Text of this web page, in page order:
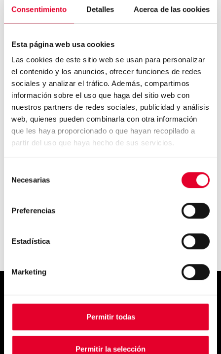
Consentimiento Detalles Acerca de las cookies
Esta página web usa cookies
Las cookies de este sitio web se usan para personalizar
el contenido y los anuncios, ofrecer funciones de redes
sociales y analizar el tráfico. Además, compartimos
información sobre el uso que haga del sitio web con
nuestros partners de redes sociales, publicidad y análisis
web, quienes pueden combinarla con otra información
que les haya proporcionado o que hayan recopilado a
partir del uso que haya hecho de sus servicios.
Necesarias
Preferencias
Estadística
Marketing
Permitir todas
Permitir la selección
¿Estás preocupado por la salud de tus huesos?
fortalecerlos.
El café con proteínas arrasa
entre el público d...
Dos tercios de España ya bebe
café habitualmente...
Simply
exquisite